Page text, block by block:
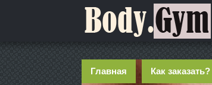
Главная Как заказать?